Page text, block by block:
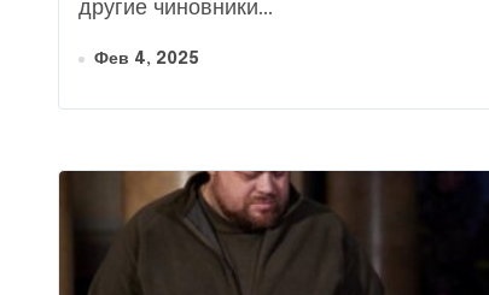
другие чиновники...
Фев 4, 2025